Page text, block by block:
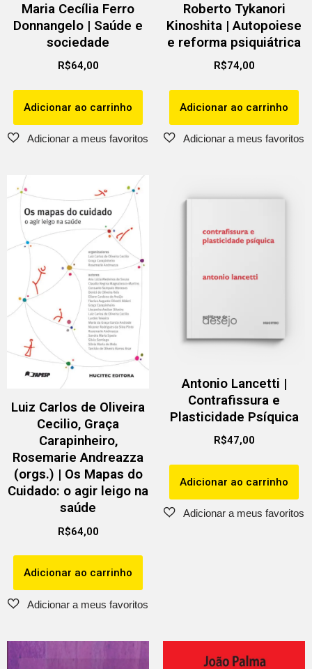
Maria Cecília Ferro
Donnangelo | Saúde e
sociedade
R$64,00
Adicionar ao carrinho
Roberto Tykanori
Kinoshita | Autopoiese
e reforma psiquiátrica
R$74,00
Adicionar ao carrinho
Luiz Carlos de Oliveira
Cecilio, Graça
Carapinheiro,
Rosemarie Andreazza
(orgs.) | Os Mapas do
Cuidado: o agir leigo na
saúde
R$64,00
Adicionar ao carrinho
Antonio Lancetti |
Contrafissura e
Plasticidade Psíquica
R$47,00
Adicionar ao carrinho